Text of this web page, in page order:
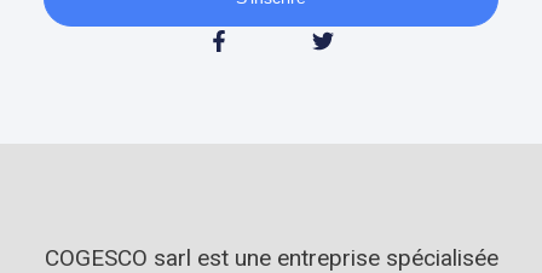
COGESCO sarl est une entreprise spécialisée